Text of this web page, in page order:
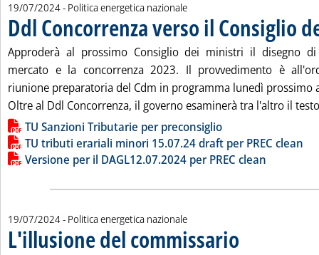
19/07/2024- Politica energetica nazionale
Ddl Concorrenza verso il Consiglio
Approderà al prossimo Consiglio dei ministri il disegno
mercato e la concorrenza 2023. Il provvedimento è
riunione preparatoria del Cdm in programma lunedì prossimo
Oltre al Ddl Concorrenza, il governo esaminerà tra l'altro il
Lista allegati PDF alla notizia
TU Sanzioni Tributarie per preconsiglio
TU tributi erariali minori 15.07.24 draft per PREC clean
Versione per il DAGL12.07.2024 per PREC clean
19/07/2024- Politica energetica nazionale
L'illusione del commissario